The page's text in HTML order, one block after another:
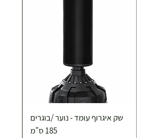
תוספת התקנה למכשירי כושר / מתקני חצר ושולחנות
איסוף עצמי ללא עלות מסניף טבריה . רחוב העצמאות 5
מוצרי כושר ( בלבד) ניתן לאסוף ממחסני החברה בת"א
שק איגרוף עומד - נוער /בוגרים
185 ס"מ